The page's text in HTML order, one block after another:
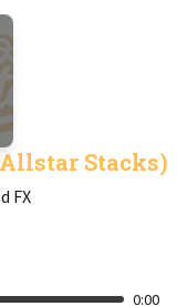
Stacks)
FX
0:00